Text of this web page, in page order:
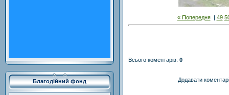
Благодійний фонд
« Попередня| 49
Всього коментарів: 0
Додавати